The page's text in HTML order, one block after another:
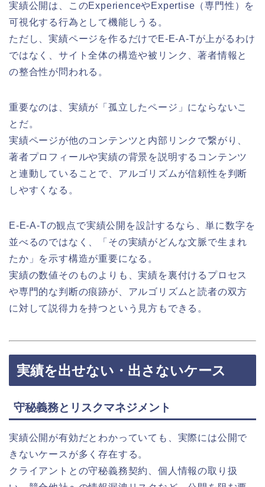
実績公開は、このExperienceやExpertise（専門性）を
可視化する行為として機能しうる。
ただし、実績ページを作るだけでE-E-A-Tが上がるわけ
ではなく、サイト全体の構造や被リンク、著者情報と
の整合性が問われる。
重要なのは、実績が「孤立したページ」にならないこ
とだ。
実績ページが他のコンテンツと内部リンクで繋がり、
著者プロフィールや実績の背景を説明するコンテンツ
と連動していることで、アルゴリズムが信頼性を判断
しやすくなる。
E-E-A-Tの観点で実績公開を設計するなら、単に数字を
並べるのではなく、「その実績がどんな文脈で生まれ
たか」を示す構造が重要になる。
実績の数値そのものよりも、実績を裏付けるプロセス
や専門的な判断の痕跡が、アルゴリズムと読者の双方
に対して説得力を持つという見方もできる。
実績を出せない・出さないケース
守秘義務とリスクマネジメント
実績公開が有効だとわかっていても、実際には公開で
きないケースが多く存在する。
クライアントとの守秘義務契約、個人情報の取り扱